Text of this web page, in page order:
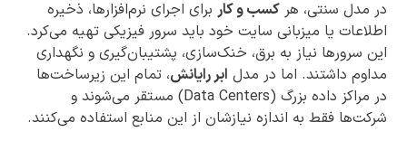
در مدل سنتی، هر کسب و کار برای اجرای نرم‌افزارها، ذخیره
اطلاعات یا میزبانی سایت خود باید سرور فیزیکی تهیه می‌کرد.
این سرورها نیاز به برق، خنک‌سازی، پشتیبان‌گیری و نگهداری
مداوم داشتند. اما در مدل ابر رایانش، تمام این زیرساخت‌ها
در مراکز داده بزرگ (Data Centers) مستقر می‌شوند و
شرکت‌ها فقط به اندازه نیازشان از این منابع استفاده می‌کنند.